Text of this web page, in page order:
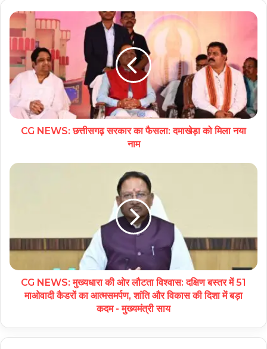
CG NEWS: छत्तीसगढ़ सरकार का फैसला: दमाखेड़ा को मिला नया
नाम
CG NEWS: मुख्यधारा की ओर लौटता विश्वास: दक्षिण बस्तर में 51
माओवादी कैडरों का आत्मसमर्पण, शांति और विकास की दिशा में बड़ा
कदम - मुख्यमंत्री साय